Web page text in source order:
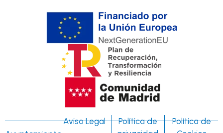
Aviso Legal
Política de
Política de